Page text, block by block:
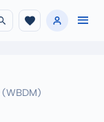
(WBDM)